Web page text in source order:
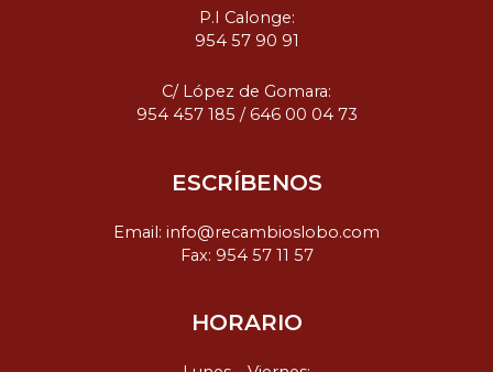
P.I Calonge:
954 57 90 91
C/ López de Gomara:
954 457 185 / 646 00 04 73
ESCRÍBENOS
Email: info@recambioslobo.com
Fax: 954 57 11 57
HORARIO